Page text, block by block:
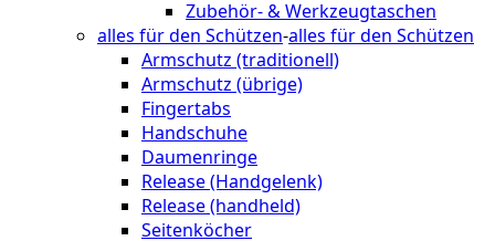
Zubehör- & Werkzeugtaschen
alles für den Schützen-alles für den Schützen
Armschutz (traditionell)
Armschutz (übrige)
Fingertabs
Handschuhe
Daumenringe
Release (Handgelenk)
Release (handheld)
Seitenköcher